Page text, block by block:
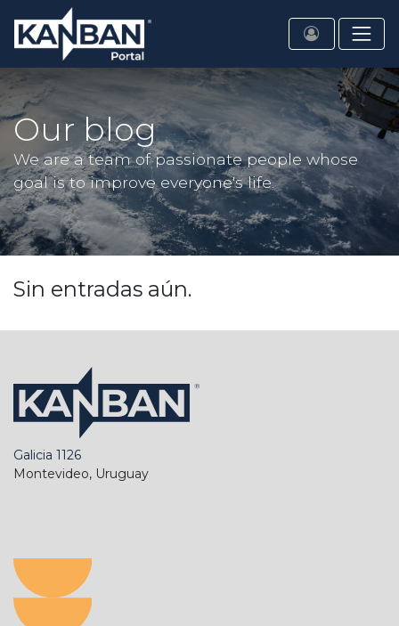
Our blog
We are a team of passionate people whose
goal is to improve everyone's life.
Sin entradas aún.
Galicia 1126
Montevideo, Uruguay